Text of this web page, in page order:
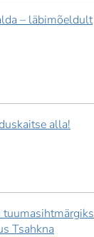
– läbimõeldult
alla!
Tsahkna